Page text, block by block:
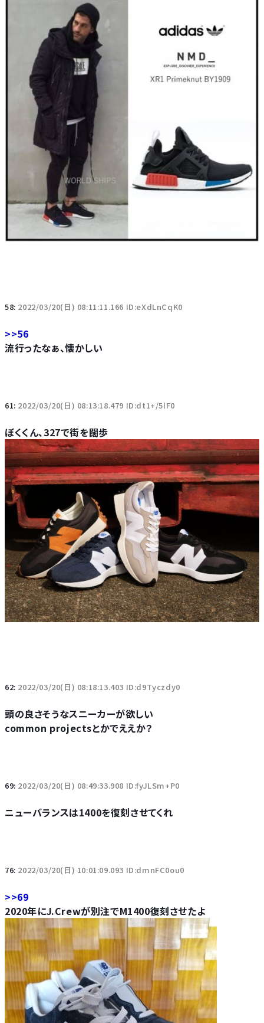
58: 2022/03/20(日) 08:11:11.166 ID:eXdLnCqK0
>>56
流行ったなぁ、懐かしい
61: 2022/03/20(日) 08:13:18.479 ID:dt1+/5lF0
ぼくくん、327で街を闊歩
62: 2022/03/20(日) 08:18:13.403 ID:d9Tyczdy0
頭の良さそうなスニーカーが欲しい
common projectsとかでええか？
69: 2022/03/20(日) 08:49:33.908 ID:fyJLSm+P0
ニューバランスは1400を復刻させてくれ
76: 2022/03/20(日) 10:01:09.093 ID:dmnFC0ou0
>>69
2020年にJ.Crewが別注でM1400復刻させたよ